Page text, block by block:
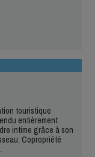
touristique
entièrement
intime grâce à son
Copropriété